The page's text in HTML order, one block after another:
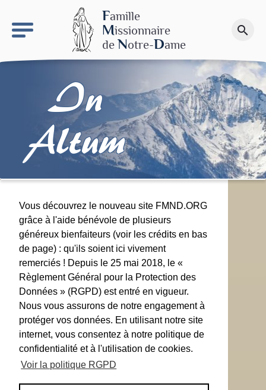
Famille
Missionnaire
de Notre-Dame
search
Faire un don
In
Altum
Vous découvrez le nouveau site FMND.ORG
grâce à l'aide bénévole de plusieurs
généreux bienfaiteurs (voir les crédits en bas
de page) : qu'ils soient ici vivement
remerciés ! Depuis le 25 mai 2018, le «
Règlement Général pour la Protection des
Données » (RGPD) est entré en vigueur.
Nous vous assurons de notre engagement à
protéger vos données. En utilisant notre site
internet, vous consentez à notre politique de
confidentialité et à l'utilisation de cookies.
Voir la politique RGPD